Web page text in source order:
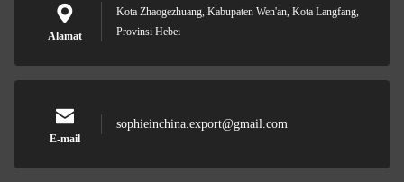
Alamat
Kota Zhaogezhuang, Kabupaten Wen'an, Kota Langfang,
Provinsi Hebei
E-mail
sophieinchina.export@gmail.com